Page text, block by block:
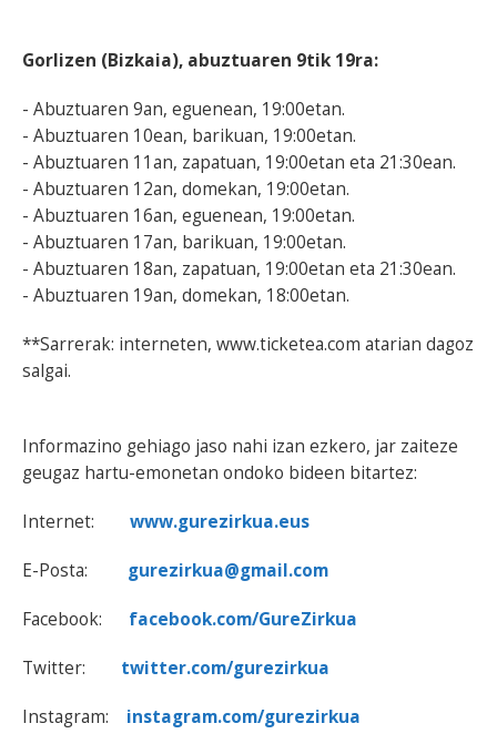
Gorlizen (Bizkaia), abuztuaren 9tik 19ra:
- Abuztuaren 9an, eguenean, 19:00etan.
- Abuztuaren 10ean, barikuan, 19:00etan.
- Abuztuaren 11an, zapatuan, 19:00etan eta 21:30ean.
- Abuztuaren 12an, domekan, 19:00etan.
- Abuztuaren 16an, eguenean, 19:00etan.
- Abuztuaren 17an, barikuan, 19:00etan.
- Abuztuaren 18an, zapatuan, 19:00etan eta 21:30ean.
- Abuztuaren 19an, domekan, 18:00etan.
**Sarrerak: interneten, www.ticketea.com atarian dagoz
salgai.
Informazino gehiago jaso nahi izan ezkero, jar zaiteze
geugaz hartu-emonetan ondoko bideen bitartez:
Internet: www.gurezirkua.eus
E-Posta: gurezirkua@gmail.com
Facebook: facebook.com/GureZirkua
Twitter: twitter.com/gurezirkua
Instagram: instagram.com/gurezirkua